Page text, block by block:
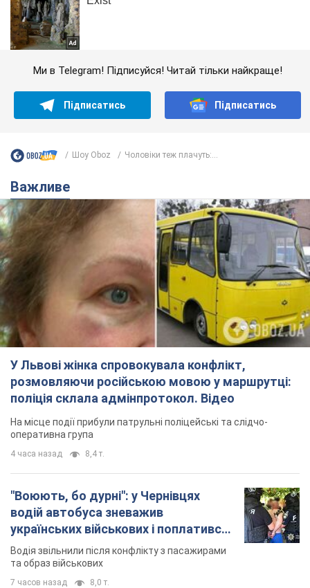
Ми в Telegram! Підписуйся! Читай тільки найкраще!
Підписатись Підписатись
Шоу Oboz Чоловіки теж плачуть:...
Важливе
У Львові жінка спровокувала конфлікт,
розмовляючи російською мовою у маршрутці:
поліція склала адмінпротокол. Відео
На місце події прибули патрульні поліцейські та слідчо-
оперативна група
4 часа назад 8,4 т.
"Воюють, бо дурні": у Чернівцях
водій автобуса зневажив
українських військових і поплатився.
Відео
Водія звільнили після конфлікту з пасажирами
та образ військових
7 часов назад 8,0 т.